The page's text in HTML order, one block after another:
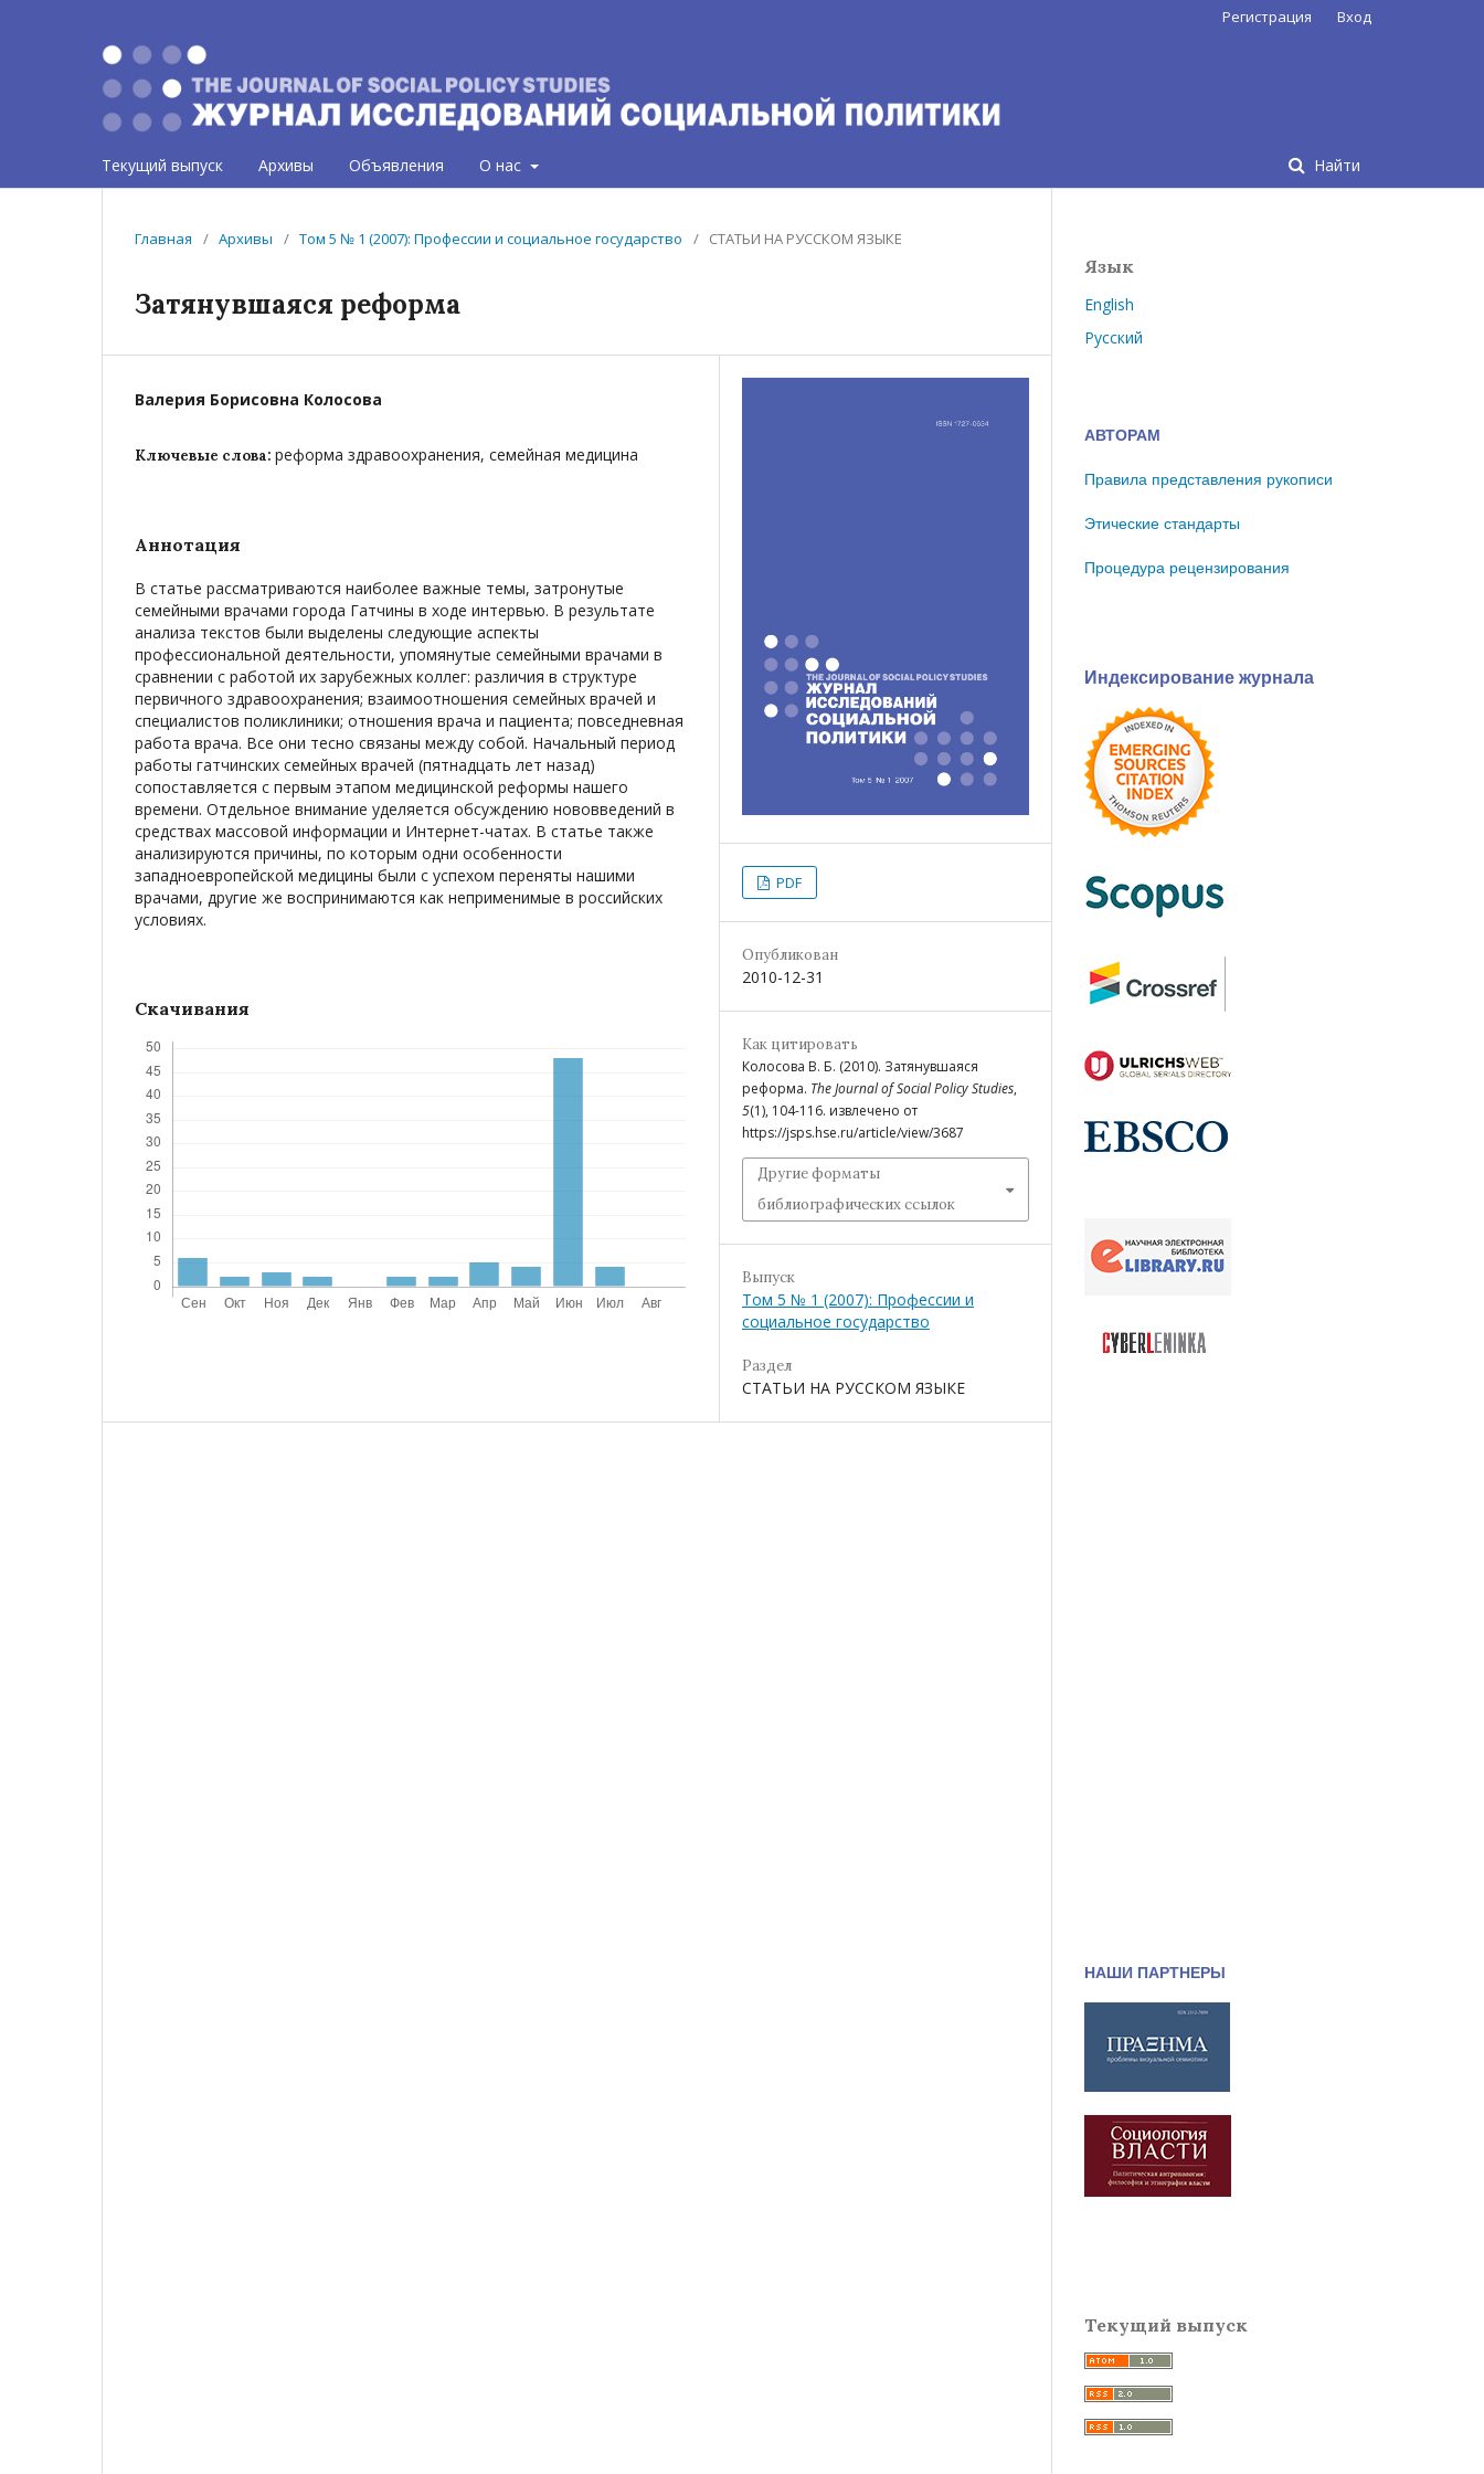
Текущий выпуск Архивы Объявления О нас Найти
Регистрация Вход
Главная / Архивы / Том 5 № 1 (2007): Профессии и социальное государство / СТАТЬИ НА РУССКОМ ЯЗЫКЕ
Затянувшаяся реформа
Валерия Борисовна Колосова
Ключевые слова: реформа здравоохранения, семейная медицина
Аннотация
В статье рассматриваются наиболее важные темы, затронутые
семейными врачами города Гатчины в ходе интервью. В результате
анализа текстов были выделены следующие аспекты
профессиональной деятельности, упомянутые семейными врачами в
сравнении с работой их зарубежных коллег: различия в структуре
первичного здравоохранения; взаимоотношения семейных врачей и
специалистов поликлиники; отношения врача и пациента; повседневная
работа врача. Все они тесно связаны между собой. Начальный период
работы гатчинских семейных врачей (пятнадцать лет назад)
сопоставляется с первым этапом медицинской реформы нашего
времени. Отдельное внимание уделяется обсуждению нововведений в
средствах массовой информации и Интернет-чатах. В статье также
анализируются причины, по которым одни особенности
западноевропейской медицины были с успехом переняты нашими
врачами, другие же воспринимаются как неприменимые в российских
условиях.
Скачивания
PDF
Опубликован
2010-12-31
Как цитировать
Колосова В. Б. (2010). Затянувшаяся
реформа. The Journal of Social Policy Studies,
5(1), 104-116. извлечено от
https://jsps.hse.ru/article/view/3687
Другие форматы
библиографических ссылок
Выпуск
Том 5 № 1 (2007): Профессии и
социальное государство
Раздел
СТАТЬИ НА РУССКОМ ЯЗЫКЕ
Язык
English
Русский
АВТОРАМ
Правила представления рукописи
Этические стандарты
Процедура рецензирования
Индексирование журнала
НАШИ ПАРТНЕРЫ
Текущий выпуск